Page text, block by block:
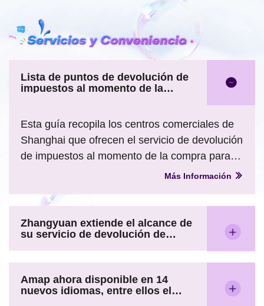
Lista de puntos de devolución de
impuestos al momento de la
Esta guía recopila los centros comerciales de
Shanghai que ofrecen el servicio de devolución
de impuestos al momento de la compra para
Más Información
Zhangyuan extiende el alcance de
su servicio de devolución de
Amap ahora disponible en 14
nuevos idiomas, entre ellos el